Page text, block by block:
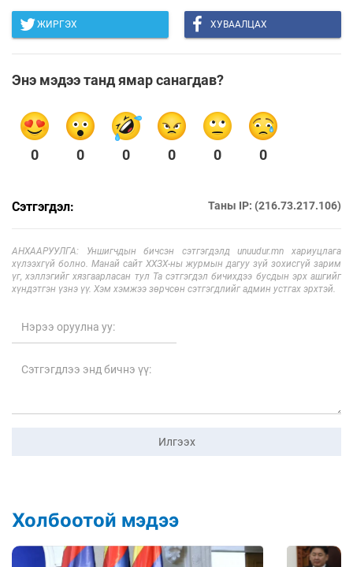
ЖИРГЭХ ХУВААЛЦАХ
Энэ мэдээ танд ямар санагдав?
0 0 0 0 0 0
Сэтгэгдэл: Таны IP: (216.73.217.106)
АНХААРУУЛГА: Уншигчдын бичсэн сэтгэгдэлд unuudur.mn хариуцлага
хүлээхгүй болно. Манай сайт ХХЗХ-ны журмын дагуу зүй зохисгүй зарим
үг, хэллэгийг хязгаарласан тул Та сэтгэгдэл бичихдээ бусдын эрх ашгийг
хүндэтгэн үзнэ үү. Хэм хэмжээ зөрчсөн сэтгэгдлийг админ устгах эрхтэй.
Илгээх
Холбоотой мэдээ